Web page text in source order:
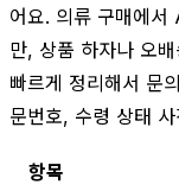
어요. 의류 구매에서
만, 상품 하자나 오
빠르게 정리해서 문
문번호, 수령 상태
항목